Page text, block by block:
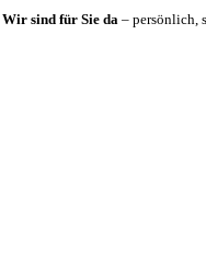
Wir sind für Sie da – persönlich,